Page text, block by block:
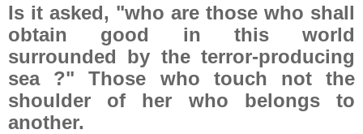
Is it asked, "who are those who shall
obtain good in this world
surrounded by the terror-producing
sea ?" Those who touch not the
shoulder of her who belongs to
another.